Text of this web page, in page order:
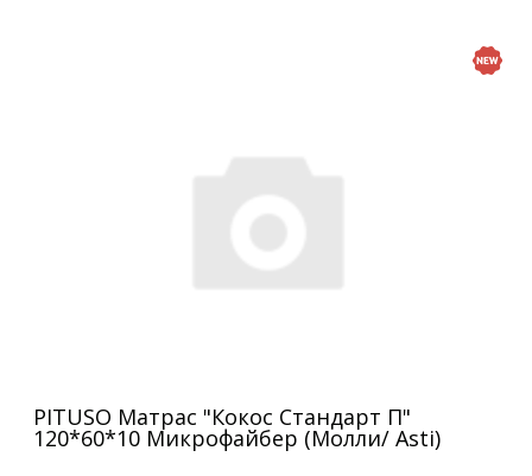
PITUSO Матрас "Кокос Стандарт П"
120*60*10 Микрофайбер (Молли/ Asti)